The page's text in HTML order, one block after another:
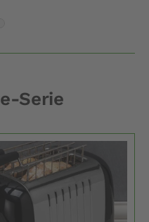
Serie